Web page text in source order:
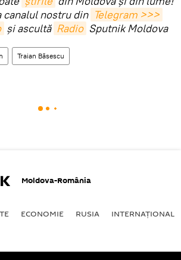
canalul nostru din Telegram >>>
și ascultă Radio Sputnik Moldova
Traian Băsescu
Moldova-România
ECONOMIE RUSIA INTERNAŢIONAL